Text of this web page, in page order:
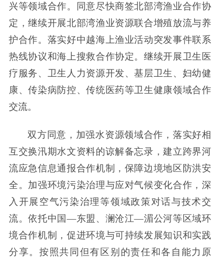
兴等领域合作。同意尽快商签北部湾渔业合作协
定，继续开展北部湾渔业资源联合增殖放流与养
护合作。落实好中越海上渔业活动突发事件联系
热线协议和海上搜救合作协定。继续开展卫生医
疗服务、卫生人力资源开发、基层卫生、妇幼健
康、传染病防控、传统医药等卫生健康领域合作
交流。
双方同意，加强水资源领域合作，落实好相
互交换汛期水文资料的谅解备忘录，建立跨界河
流应急信息通报合作机制，保障边境地区防洪安
全。加强环境污染治理与应对气候变化合作，深
入开展空气污染治理等领域政策对话与技术交
流。依托中国—东盟、澜沧江—湄公河等区域环
境合作机制，促进环境与可持续发展知识和实践
分享。按照共同但有区别的责任和各自能力原